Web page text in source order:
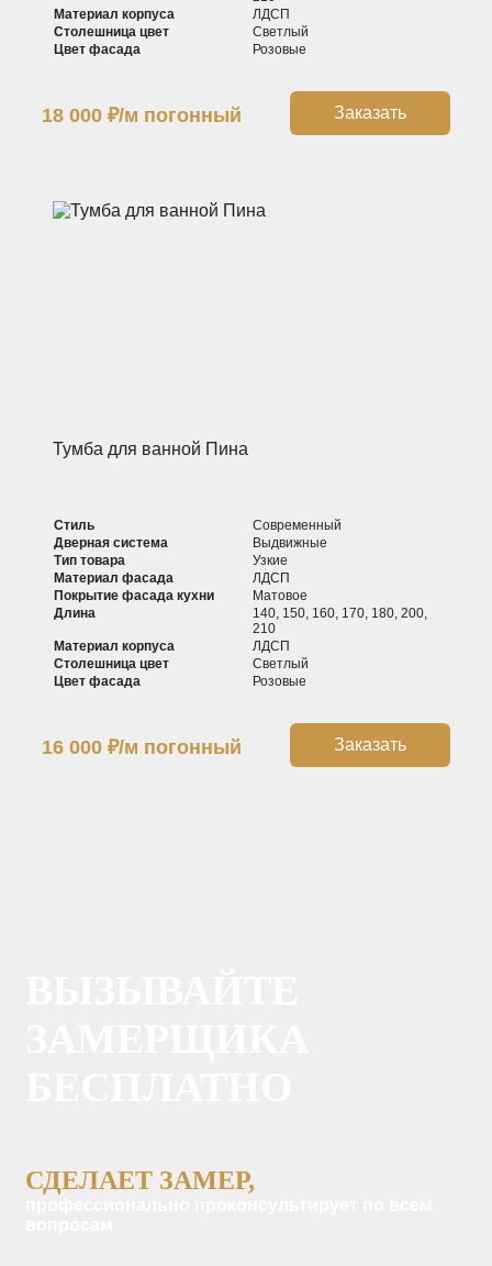
Материал корпуса
ЛДСП
Столешница цвет
Светлый
Цвет фасада
Розовые
18 000₽/м погонный Заказать
Тумба для ванной Пина
Стиль
Современный
Дверная система
Выдвижные
Тип товара
Узкие
Материал фасада
ЛДСП
Покрытие фасада кухни
Матовое
Длина
140, 150, 160, 170, 180, 200,
210
Материал корпуса
ЛДСП
Столешница цвет
Светлый
Цвет фасада
Розовые
16 000₽/м погонный Заказать
СДЕЛАЕТ ЗАМЕР,